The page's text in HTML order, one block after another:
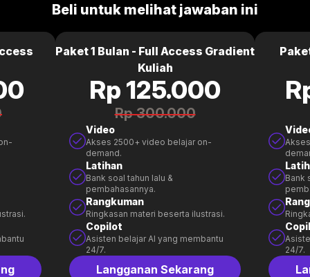
Beli untuk melihat jawaban ini
Paket 1 Bulan - Full Access Gradient
Kuliah
Rp 125.000
Rp 300.000
Video
Akses 2500+ video belajar on-
demand.
Latihan
Bank soal tahun lalu &
pembahasannya.
Rangkuman
Ringkasan materi beserta ilustrasi.
Copilot
Asisten belajar AI yang membantu
24/7.
Langganan Sekarang
Bank
24/7.